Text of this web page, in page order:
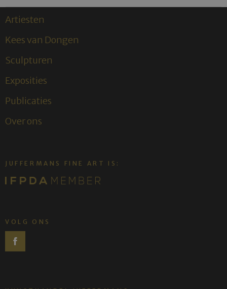
Artiesten
Kees van Dongen
Sculpturen
Exposities
Publicaties
Over ons
JUFFERMANS FINE ART IS:
VOLG ONS